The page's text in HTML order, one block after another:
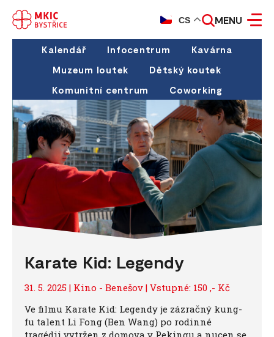
CS MENU
Kalendář Infocentrum
Kavárna
Muzeum loutek
Dětský koutek
Komunitní centrum
Coworking
Karate Kid: Legendy
31. 5. 2025 | Kino - Benešov | Vstupné: 150 ,- Kč
Ve filmu Karate Kid: Legendy je zázračný kung-
fu talent Li Fong (Ben Wang) po rodinné
tragédii vytržen z domova v Pekingu a nucen se